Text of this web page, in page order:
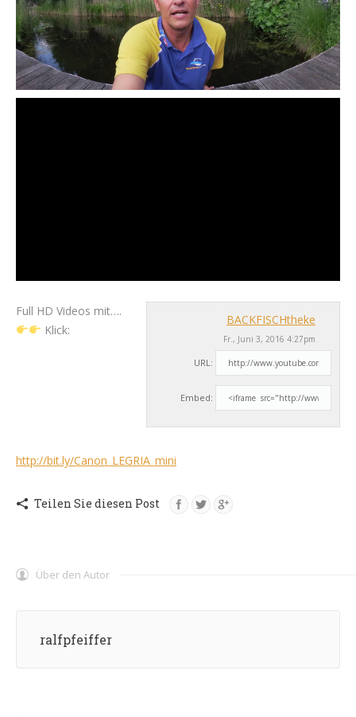
BACKFISCHtheke
Fr., Juni 3, 2016 4:27pm
URL:
Embed:
Full HD Videos mit….
Klick:
http://bit.ly/Canon_LEGRIA_mini
Teilen Sie diesen Post
Über den Autor
ralfpfeiffer